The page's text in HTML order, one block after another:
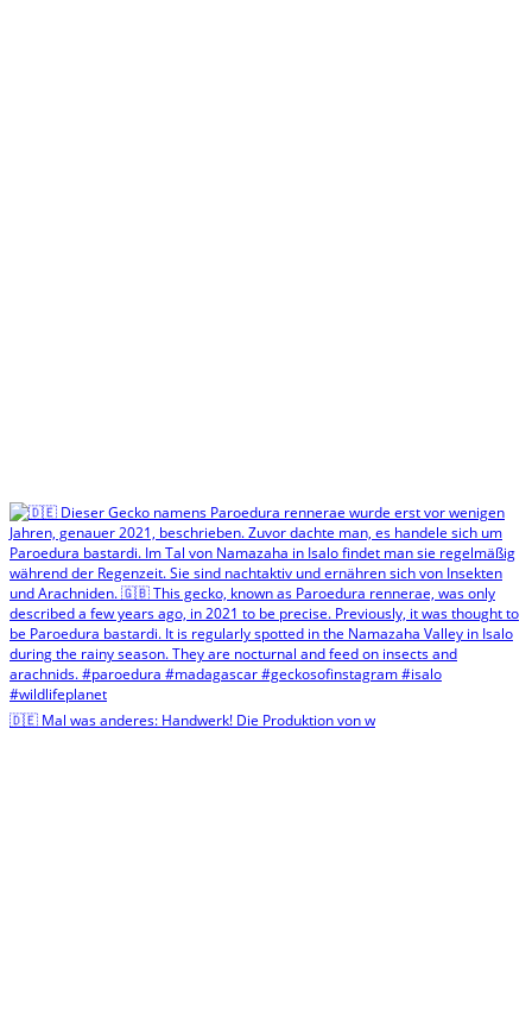
🇩🇪 Mal was anderes: Handwerk! Die Produktion von w